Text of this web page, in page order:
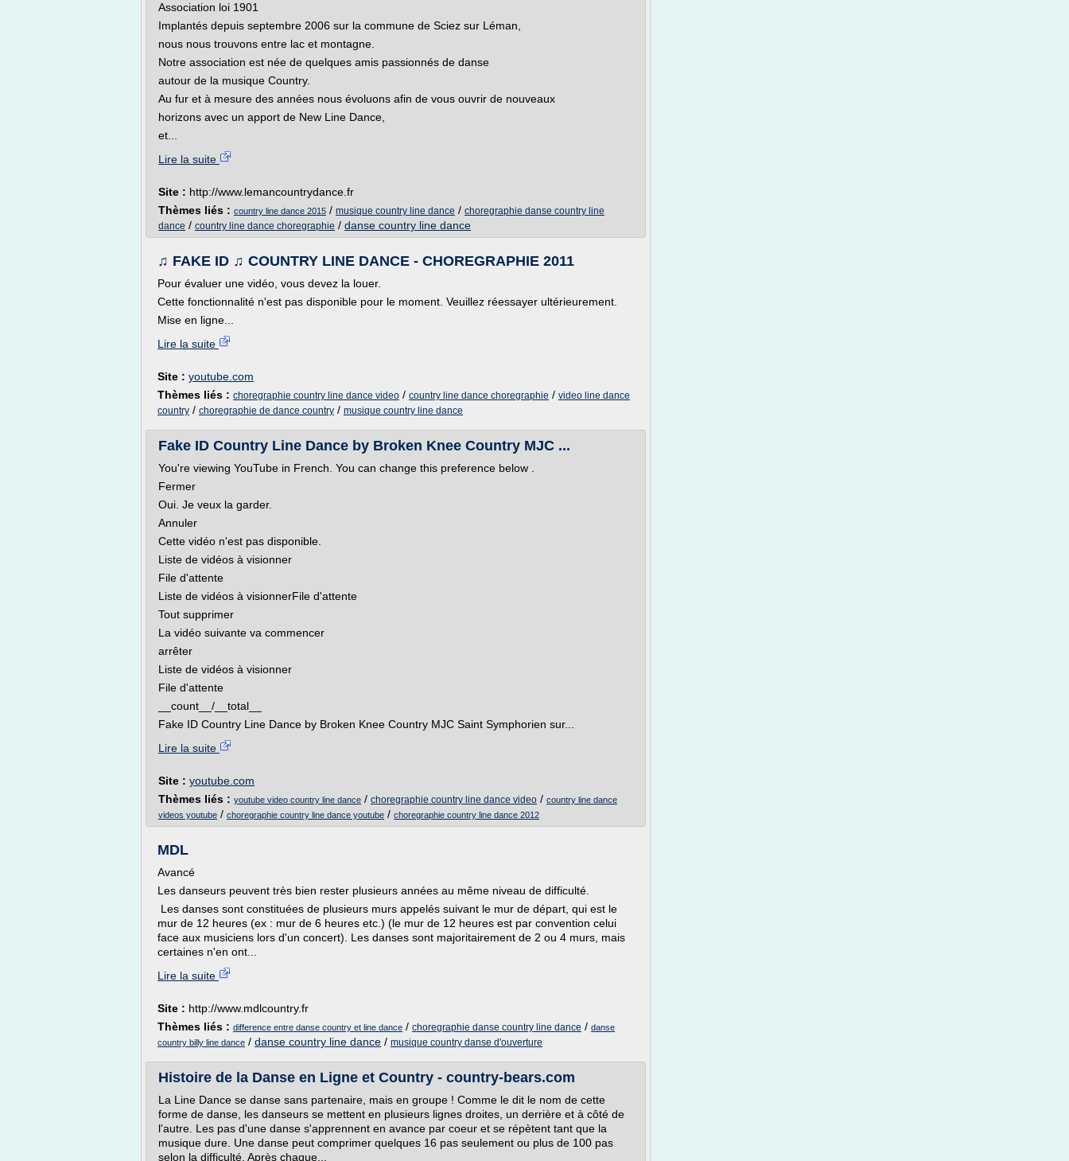
Association loi 1901
Implantés depuis septembre 2006 sur la commune de Sciez sur Léman,
nous nous trouvons entre lac et montagne.
Notre association est née de quelques amis passionnés de danse
autour de la musique Country.
Au fur et à mesure des années nous évoluons afin de vous ouvrir de nouveaux
horizons avec un apport de New Line Dance,
et...
Lire la suite
Site : http://www.lemancountrydance.fr
Thèmes liés : country line dance 2015 / musique country line dance / choregraphie danse country line
dance / country line dance choregraphie / danse country line dance
♫ FAKE ID ♫ COUNTRY LINE DANCE - CHOREGRAPHIE 2011
Pour évaluer une vidéo, vous devez la louer.
Cette fonctionnalité n'est pas disponible pour le moment. Veuillez réessayer ultérieurement.
Mise en ligne...
Lire la suite
Site : youtube.com
Thèmes liés : choregraphie country line dance video / country line dance choregraphie / video line dance
country / choregraphie de dance country / musique country line dance
Fake ID Country Line Dance by Broken Knee Country MJC ...
You're viewing YouTube in French. You can change this preference below .
Fermer
Oui. Je veux la garder.
Annuler
Cette vidéo n'est pas disponible.
Liste de vidéos à visionner
File d'attente
Liste de vidéos à visionnerFile d'attente
Tout supprimer
La vidéo suivante va commencer
arrêter
Liste de vidéos à visionner
File d'attente
__count__/__total__
Fake ID Country Line Dance by Broken Knee Country MJC Saint Symphorien sur...
Lire la suite
Site : youtube.com
Thèmes liés : youtube video country line dance / choregraphie country line dance video / country line dance
videos youtube / choregraphie country line dance youtube / choregraphie country line dance 2012
MDL
Avancé
Les danseurs peuvent très bien rester plusieurs années au même niveau de difficulté.
Les danses sont constituées de plusieurs murs appelés suivant le mur de départ, qui est le
mur de 12 heures (ex : mur de 6 heures etc.) (le mur de 12 heures est par convention celui
face aux musiciens lors d'un concert). Les danses sont majoritairement de 2 ou 4 murs, mais
certaines n'en ont...
Lire la suite
Site : http://www.mdlcountry.fr
Thèmes liés : difference entre danse country et line dance / choregraphie danse country line dance / danse
country billy line dance / danse country line dance / musique country danse d'ouverture
Histoire de la Danse en Ligne et Country - country-bears.com
La Line Dance se danse sans partenaire, mais en groupe ! Comme le dit le nom de cette
forme de danse, les danseurs se mettent en plusieurs lignes droites, un derrière et à côté de
l'autre. Les pas d'une danse s'apprennent en avance par coeur et se répètent tant que la
musique dure. Une danse peut comprimer quelques 16 pas seulement ou plus de 100 pas
selon la difficulté. Après chaque...